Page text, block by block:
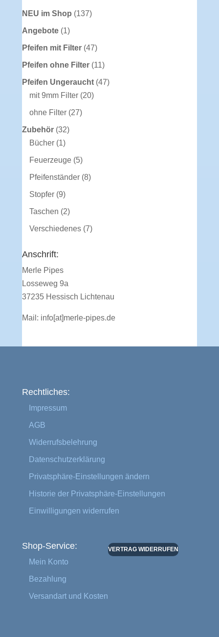
NEU im Shop 137137
Angebote 11
Produkt
Pfeifen mit Filter 4747
Produkte
Pfeifen ohne Filter 1111
Produkte
Pfeifen Ungeraucht 4747
mit 9mm Filter 2020
ohne Filter 2727
Zubehör 3232
Bücher 11
Produkt
Feuerzeuge 55
Produkte
Pfeifenständer 88
Stopfer 99
Produkte
Taschen 22
Produkte
Verschiedenes 77
Anschrift:
Merle Pipes
Losseweg 9a
37235 Hessisch Lichtenau
Mail: info[at]merle-pipes.de
Rechtliches:
Impressum
AGB
Widerrufsbelehrung
Datenschutzerklärung
Privatsphäre-Einstellungen ändern
Historie der Privatsphäre-Einstellungen
Einwilligungen widerrufen
Shop-Service:
Mein Konto
Bezahlung
Versandart und Kosten
VERTRAG WIDERRUFEN